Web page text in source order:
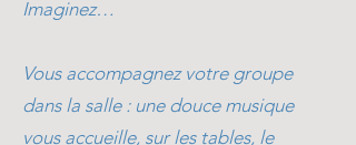
Imaginez…
Vous accompagnez votre groupe
dans la salle : une douce musique
vous accueille, sur les tables, le